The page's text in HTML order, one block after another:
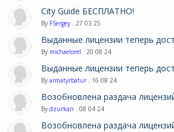
City Guide БЕСПЛАТНО!
By FSergey . 27 03 25
Выданные лицензии теперь
By michaelorel . 20 08 24
Выданные лицензии теперь
By armatyrbatur . 16 08 24
Возобновлена раздача
By dzurkan . 08 04 24
Возобновлена раздача